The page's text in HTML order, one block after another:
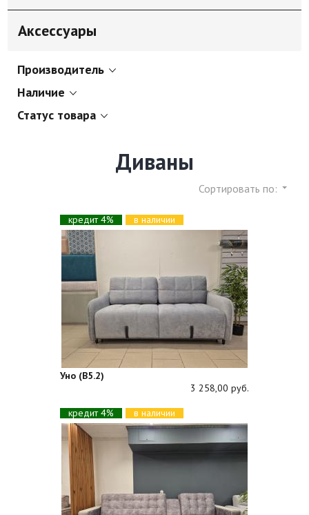
Аксессуары
Производитель
Наличие
Статус товара
Диваны
Сортировать по:
кредит 4% в наличии
Уно (В5.2)
3 258,00 руб.
кредит 4%
в наличии